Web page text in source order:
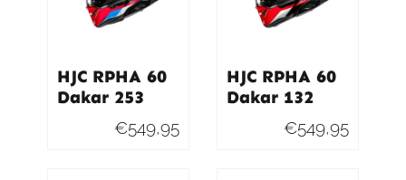
HJC RPHA 60
Dakar 253
€549,95
HJC RPHA 60
Dakar 132
€549,95